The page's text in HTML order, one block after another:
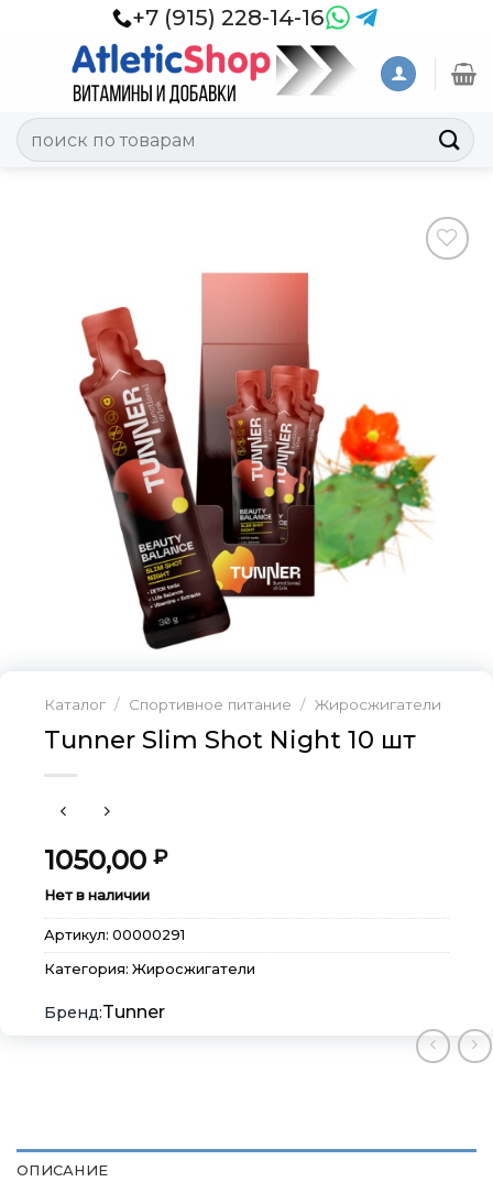
+7 (915) 228-14-16
Искать:
Каталог / Спортивное питание / Жиросжигатели
Tunner Slim Shot Night 10 шт
1050,00 ₽
Нет в наличии
Артикул: 00000291
Категория: Жиросжигатели
Tunner
ОПИСАНИЕ